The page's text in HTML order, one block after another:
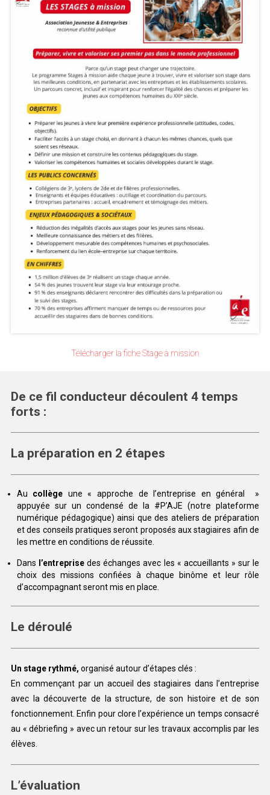
Télécharger la fiche Stage à mission
De ce fil conducteur découlent 4 temps
forts :
La préparation en 2 étapes
Au collège une « approche de l’entreprise en général »
appuyée sur un condensé de la #P’AJE (notre plateforme
numérique pédagogique) ainsi que des ateliers de préparation
et des conseils pratiques seront proposés aux stagiaires afin de
les mettre en conditions de réussite.
Dans l’entreprisedes échanges avec les « accueillants » sur le
choix des missions confiées à chaque binôme et leur rôle
d’accompagnant seront mis en place.
Le déroulé
Un stage rythmé, organisé autour d’étapes clés :
En commençant par un accueil des stagiaires dans l’entreprise
avec la découverte de la structure, de son histoire et de son
fonctionnement. Enfin pour clore l’expérience un temps consacré
au « débriefing » avec un retour sur les travaux accomplis par les
élèves.
L’évaluation